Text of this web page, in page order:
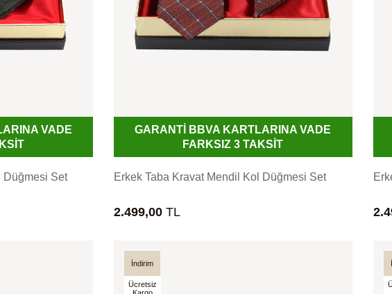
VADE
Düğmesi Set
GARANTİ BBVA KARTLARINA VADE
FARKSIZ 3 TAKSİT
Erkek Taba Kravat Mendil Kol Düğmesi Set
2.499,00 TL
İndirim
Ücretsiz